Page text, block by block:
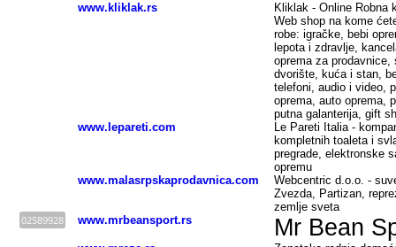
www.kliklak.rs
Kliklak - Online Robna
Web shop na kome
robe: igračke, bebi
lepota i zdravlje,
oprema za
dvorište, kuća i stan,
telefoni, audio i video,
oprema, auto oprema,
putna galanterija, gift
www.lepareti.com
Le Pareti Italia -
kompletnih toaleta i
pregrade, elektronske
opremu
www.malasrpskaprodavnica.com
Webcentric d.o.o. -
Zvezda, Partizan,
zemlje sveta
02589928
www.mrbeansport.rs Mr Bean